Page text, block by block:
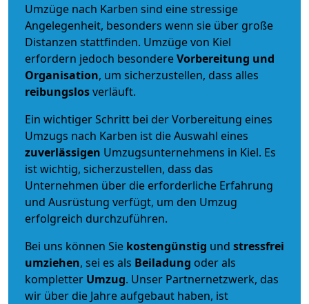
Umzüge nach Karben sind eine stressige
Angelegenheit, besonders wenn sie über große
Distanzen stattfinden. Umzüge von Kiel
erfordern jedoch besondereVorbereitung und
Organisation, um sicherzustellen, dass alles
reibungslosverläuft.
Ein wichtiger Schritt bei der Vorbereitung eines
Umzugs nach Karben ist die Auswahl eines
zuverlässigen Umzugsunternehmens in Kiel. Es
ist wichtig, sicherzustellen, dass das
Unternehmen über die erforderliche Erfahrung
und Ausrüstung verfügt, um den Umzug
erfolgreich durchzuführen.
Bei uns können Sie kostengünstig und stressfrei
umziehen, sei es als Beiladung oder als
kompletter Umzug. Unser Partnernetzwerk, das
wir über die Jahre aufgebaut haben, ist